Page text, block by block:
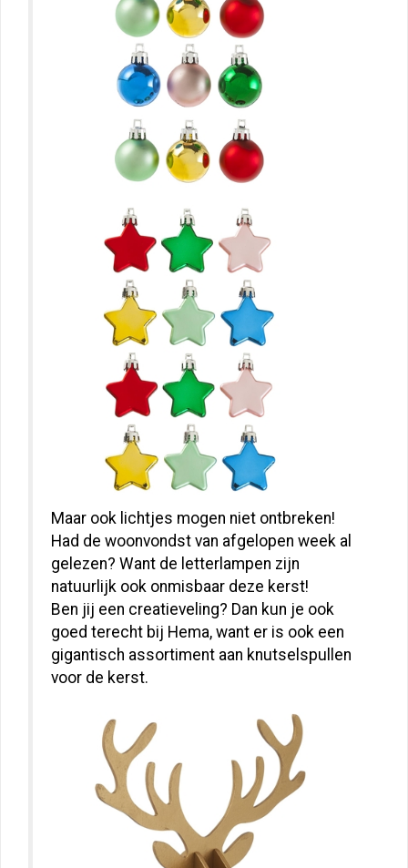
Maar ook lichtjes mogen niet ontbreken!
Had de woonvondst van afgelopen week al
gelezen? Want de letterlampen zijn
natuurlijk ook onmisbaar deze kerst!
Ben jij een creatieveling? Dan kun je ook
goed terecht bij Hema, want er is ook een
gigantisch assortiment aan knutselspullen
voor de kerst.